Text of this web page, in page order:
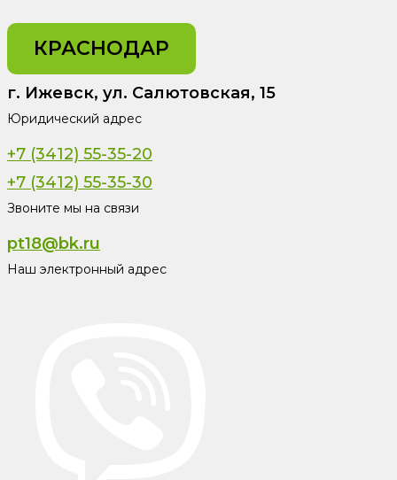
КРАСНОДАР
г. Ижевск, ул. Салютовская, 15
Юридический адрес
+7 (3412) 55-35-20
+7 (3412) 55-35-30
Звоните мы на связи
pt18@bk.ru
Наш электронный адрес